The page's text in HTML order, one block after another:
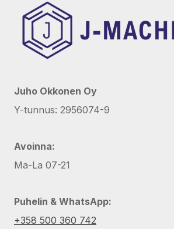
Juho Okkonen Oy
Y-tunnus: 2956074-9
Avoinna:
Ma-La 07-21
Puhelin & WhatsApp:
+358 500 360 742